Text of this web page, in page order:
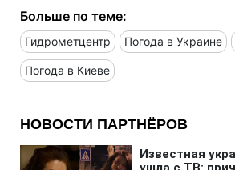
Больше по теме:
Гидрометцентр Погода в Украине
Погода в Киеве